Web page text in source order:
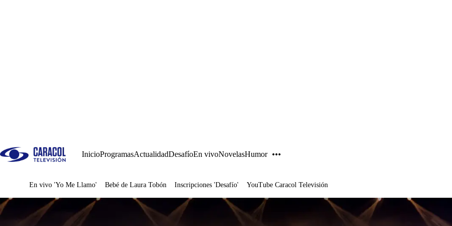
InicioProgramasActualidadDesafíoEn vivoNovelasHumor
Juegos
En vivo 'Yo Me Llamo' Bebé de Laura Tobón Inscripciones 'Desafío' YouTube Caracol Televisión